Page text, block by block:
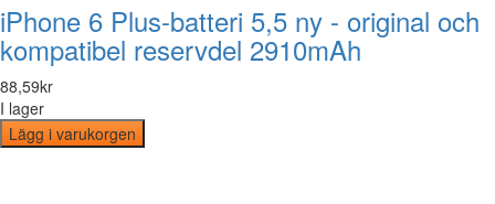
iPhone 6 Plus-batteri 5,5 ny - original och
kompatibel reservdel 2910mAh
88,59kr
I lager
Lägg i varukorgen